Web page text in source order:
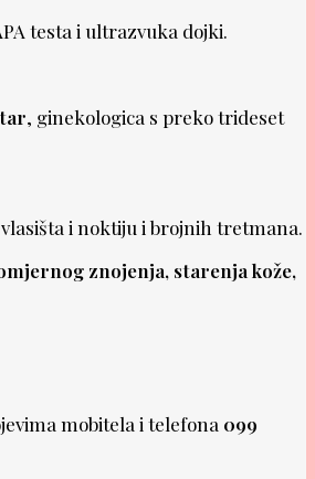
testa i ultrazvuka dojki.
, ginekologica s preko trideset
i noktiju i brojnih tretmana.
znojenja, starenja kože,
mobitela i telefona 099